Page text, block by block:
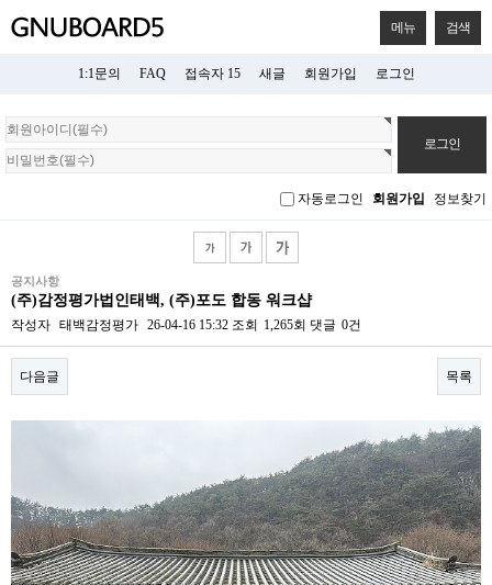
메뉴 검색
1:1문의 FAQ 접속자 15 새글 회원가입 로그인
회
원
로
자동로그인 회원가입 정보찾기
공지사항
(주)감정평가법인태백, (주)포도 합동 워크샵
작성자 태백감정평가 26-04-16 15:32 조회 1,265회 댓글 0건
다음글 목록